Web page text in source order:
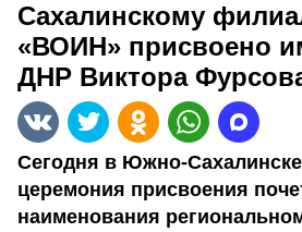
Сахалинскому
«ВОИН» присвоено
ДНР Виктора
Сегодня в Южно-
церемония присвоения
наименования